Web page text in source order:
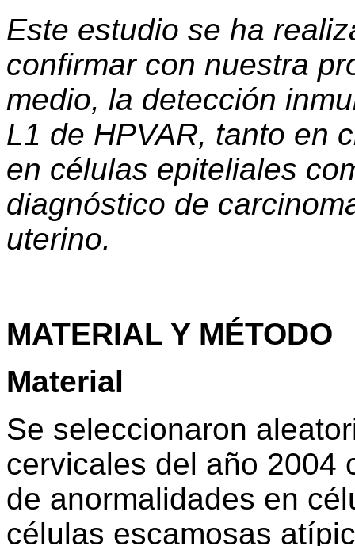
Este estudio se ha
confirmar con nuestra
medio, la detección
L1 de HPVAR, tanto en
en células epiteliales
diagnóstico de
uterino.
MATERIAL Y MÉTODO
Material
Se seleccionaron
cervicales del año 2004
de anormalidades en
células escamosas